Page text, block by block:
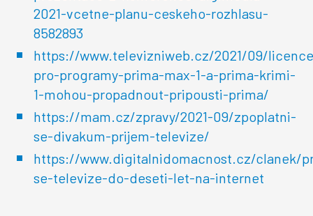
2021-vcetne-planu-ceskeho-rozhlasu-
8582893
https://www.televizniweb.cz/2021/09/
pro-programy-prima-max-1-a-prima-krimi-
1-mohou-propadnout-pripousti-prima/
https://mam.cz/zpravy/2021-09/zpoplatni-
se-divakum-prijem-televize/
https://www.digitalnidomacnost.cz/clanek/
se-televize-do-deseti-let-na-internet